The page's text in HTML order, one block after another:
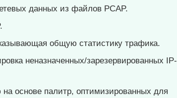
данных из файлов PCAP.
общую статистику трафика.
неназначенных/зарезервированных IP-
основе палитр, оптимизированных для